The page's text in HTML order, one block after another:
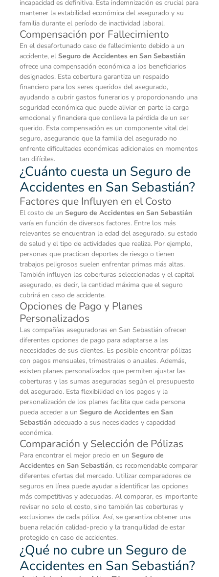
incapacidad es definitiva. Esta indemnización es crucial para
mantener la estabilidad económica del asegurado y su
familia durante el período de inactividad laboral.
Compensación por Fallecimiento
En el desafortunado caso de fallecimiento debido a un
accidente, el Seguro de Accidentes en San Sebastián
ofrece una compensación económica a los beneficiarios
designados. Esta cobertura garantiza un respaldo
financiero para los seres queridos del asegurado,
ayudando a cubrir gastos funerarios y proporcionando una
seguridad económica que puede aliviar en parte la carga
emocional y financiera que conlleva la pérdida de un ser
querido. Esta compensación es un componente vital del
seguro, asegurando que la familia del asegurado no
enfrente dificultades económicas adicionales en momentos
tan difíciles.
¿Cuánto cuesta un Seguro de
Accidentes en San Sebastián?
Factores que Influyen en el Costo
El costo de un Seguro de Accidentes en San Sebastián
varía en función de diversos factores. Entre los más
relevantes se encuentran la edad del asegurado, su estado
de salud y el tipo de actividades que realiza. Por ejemplo,
personas que practican deportes de riesgo o tienen
trabajos peligrosos suelen enfrentar primas más altas.
También influyen las coberturas seleccionadas y el capital
asegurado, es decir, la cantidad máxima que el seguro
cubrirá en caso de accidente.
Opciones de Pago y Planes
Personalizados
Las compañías aseguradoras en San Sebastián ofrecen
diferentes opciones de pago para adaptarse a las
necesidades de sus clientes. Es posible encontrar pólizas
con pagos mensuales, trimestrales o anuales. Además,
existen planes personalizados que permiten ajustar las
coberturas y las sumas aseguradas según el presupuesto
del asegurado. Esta flexibilidad en los pagos y la
personalización de los planes facilita que cada persona
pueda acceder a un Seguro de Accidentes en San
Sebastián adecuado a sus necesidades y capacidad
económica.
Comparación y Selección de Pólizas
Para encontrar el mejor precio en un Seguro de
Accidentes en San Sebastián, es recomendable comparar
diferentes ofertas del mercado. Utilizar comparadores de
seguros en línea puede ayudar a identificar las opciones
más competitivas y adecuadas. Al comparar, es importante
revisar no solo el costo, sino también las coberturas y
exclusiones de cada póliza. Así, se garantiza obtener una
buena relación calidad-precio y la tranquilidad de estar
protegido en caso de accidentes.
¿Qué no cubre un Seguro de
Accidentes en San Sebastián?